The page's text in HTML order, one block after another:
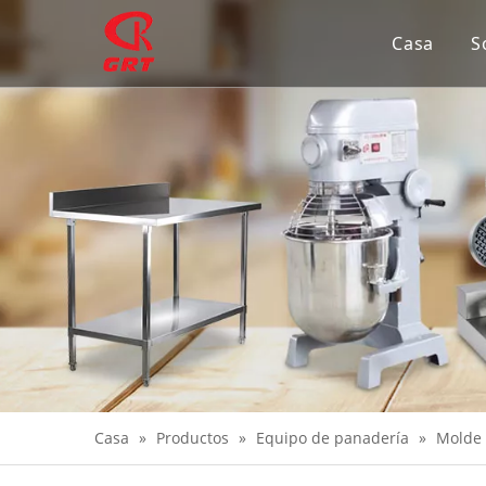
Casa
Casa » Productos » Equipo de panadería »